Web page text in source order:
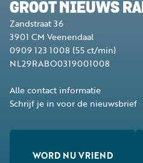
GROOT NIEUWS
Zandstraat 36
3901 CM Veenendaal
0909 123 1008 (55 ct/min)
NL29RABO0319001008
Alle contact informatie
Schrijf je in voor de nieuwsbrief
WORD NU VRIEND